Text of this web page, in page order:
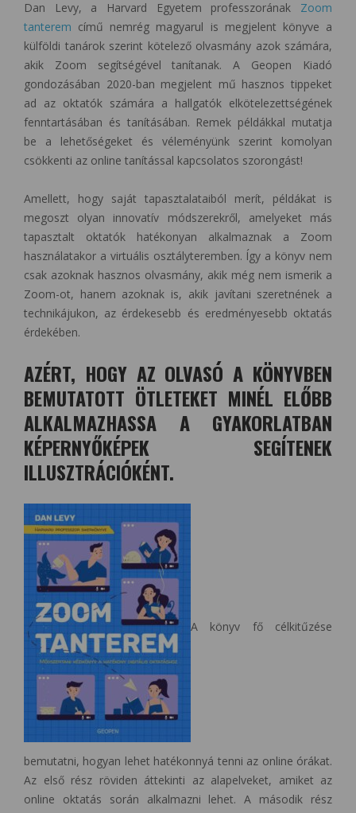
Dan Levy, a Harvard Egyetem professzorának Zoom
tanterem című nemrég magyarul is megjelent könyve a
külföldi tanárok szerint kötelező olvasmány azok számára,
akik Zoom segítségével tanítanak. A Geopen Kiadó
gondozásában 2020-ban megjelent mű hasznos tippeket
ad az oktatók számára a hallgatók elkötelezettségének
fenntartásában és tanításában. Remek példákkal mutatja
be a lehetőségeket és véleményünk szerint komolyan
csökkenti az online tanítással kapcsolatos szorongást!
Amellett, hogy saját tapasztalataiból merít, példákat is
megoszt olyan innovatív módszerekről, amelyeket más
tapasztalt oktatók hatékonyan alkalmaznak a Zoom
használatakor a virtuális osztályteremben. Így a könyv nem
csak azoknak hasznos olvasmány, akik még nem ismerik a
Zoom-ot, hanem azoknak is, akik javítani szeretnének a
technikájukon, az érdekesebb és eredményesebb oktatás
érdekében.
AZÉRT, HOGY AZ OLVASÓ A KÖNYVBEN
BEMUTATOTT ÖTLETEKET MINÉL ELŐBB
ALKALMAZHASSA A GYAKORLATBAN
KÉPERNYŐKÉPEK SEGÍTENEK
ILLUSZTRÁCIÓKÉNT.
A könyv fő célkitűzése
bemutatni, hogyan lehet hatékonnyá tenni az online órákat.
Az első rész röviden áttekinti az alapelveket, amiket az
online oktatás során alkalmazni lehet. A második rész